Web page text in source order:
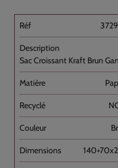
Sac Croissant Kraft Brun